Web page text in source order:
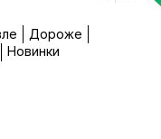
Дороже
Новинки